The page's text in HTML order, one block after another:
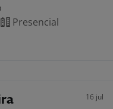
Presencial
16 jul